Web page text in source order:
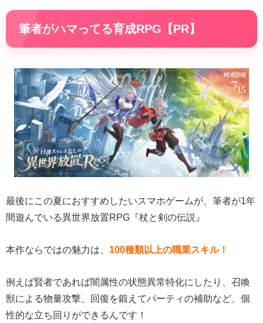
筆者がハマってる育成RPG【PR】
最後にこの夏におすすめしたいスマホゲームが、筆者が1年
間遊んでいる異世界放置RPG『杖と剣の伝説』
本作ならではの魅力は、 100種類以上の職業スキル！
例えば賢者であれば闇属性の状態異常特化にしたり、召喚
獣による物量攻撃、回復を鍛えてパーティの補助など、個
性的な立ち回りができるんです！